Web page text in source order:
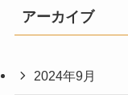
アーカイブ
2024年9月